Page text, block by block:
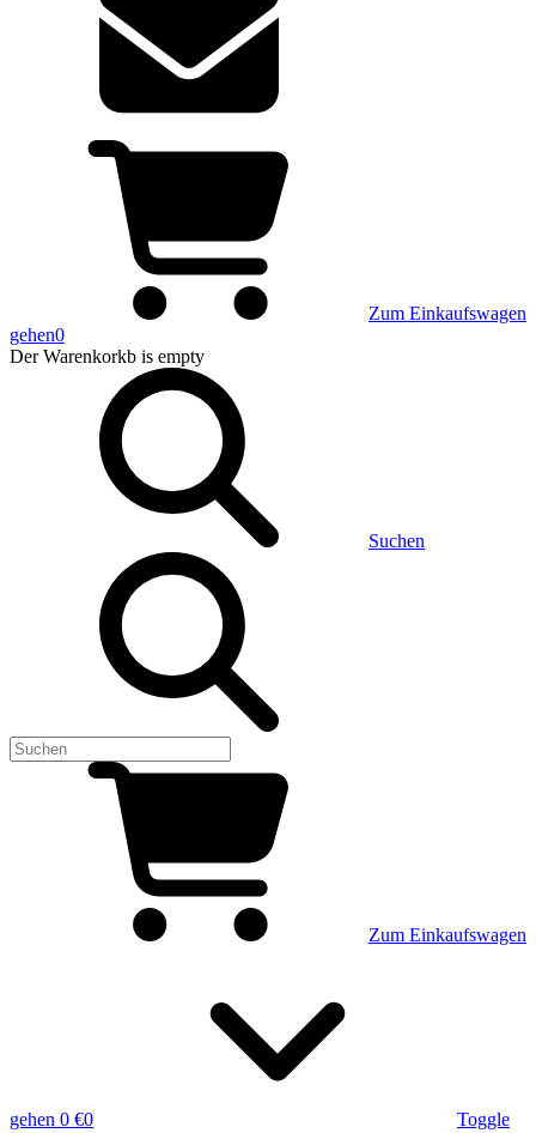
Zum Einkaufswagen
gehen0
Der Warenkorkb is empty
Suchen
Zum Einkaufswagen
gehen 0 €0
Toggle